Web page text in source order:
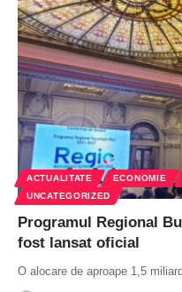
ACTUALITATE ECONOMIE
UNCATEGORIZED
Programul Regional
fost lansat oficial
O alocare de aproape 1,5